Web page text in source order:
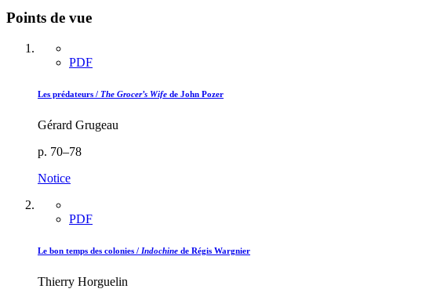
Points de vue
PDF
Les prédateurs / The Grocer’s Wife de John Pozer
Gérard Grugeau
p. 70–78
Notice
PDF
Le bon temps des colonies / Indochine de Régis Wargnier
Thierry Horguelin